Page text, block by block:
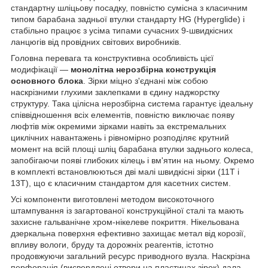
стандартну шліцьову посадку, повністю сумісна з класичним
типом барабана задньої втулки стандарту HG (Hyperglide) і
стабільно працює з усіма типами сучасних 9-швидкісних
ланцюгів від провідних світових виробників.
Головна перевага та конструктивна особливість цієї
модифікації — монолітна нерозбірна конструкція
основного блока. Зірки міцно з'єднані між собою
наскрізними глухими заклепками в єдину наджорстку
структуру. Така цілісна нерозбірна система гарантує ідеальну
співвідношення всіх елементів, повністю виключає появу
люфтів між окремими зірками навіть за екстремальних
циклічних навантажень і рівномірно розподіляє крутний
момент на всій площі шліц барабана втулки заднього колеса,
запобігаючи появі глибоких кілець і вм'ятин на ньому. Окремо
в комплекті встановлюються дві малі швидкісні зірки (11T і
13T), що є класичним стандартом для касетних систем.
Усі компоненти виготовлені методом високоточного
штампування із загартованої конструкційної сталі та мають
захисне гальванічне хром-нікелеве покриття. Нікельована
дзеркальна поверхня ефективно захищає метал від корозії,
впливу вологи, бруду та дорожніх реагентів, істотно
продовжуючи загальний ресурс приводного вузла. Наскрізна